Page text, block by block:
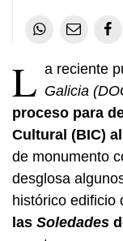
L a reciente
Galicia
proceso para
Cultural (BIC)
de monumento
desglosa
histórico edificio
las Soledades